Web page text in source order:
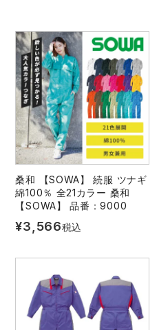
桑和 【SOWA】 続服 ツナギ
綿100％ 全21カラー 桑和
【SOWA】 品番：9000
¥3,566税込